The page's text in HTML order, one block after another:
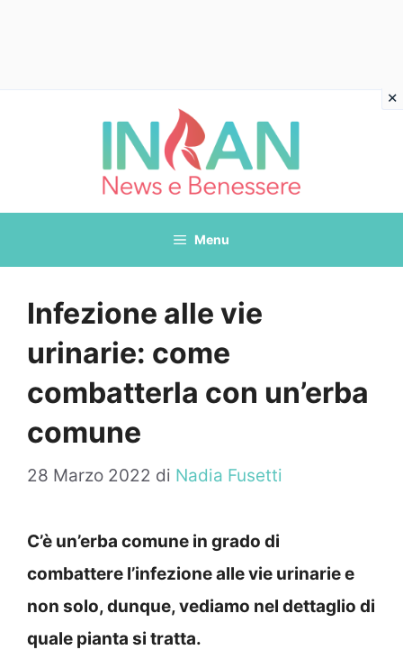
Menu
Infezione alle vie
urinarie: come
combatterla con un’erba
comune
28 Marzo 2022 di Nadia Fusetti
C’è un’erba comune in grado di
combattere l’infezione alle vie urinarie e
non solo, dunque, vediamo nel dettaglio di
quale pianta si tratta.